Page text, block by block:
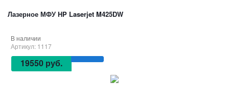
Лазерное МФУ HP Laserjet M425DW
В наличии
Артикул: 1117
19550 руб.